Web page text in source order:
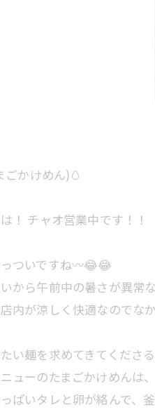
ごかけめん)🥚
！ チャオ営業中です！！
ついですね〰😂😂
から午前中の暑さが異
内が涼しく快適なのでな
い麺を求めてきてくださ
ューのたまごかけめんは
ぱいタレと卵が絡んで、